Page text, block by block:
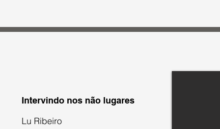
Intervindo nos não lugares
Lu Ribeiro